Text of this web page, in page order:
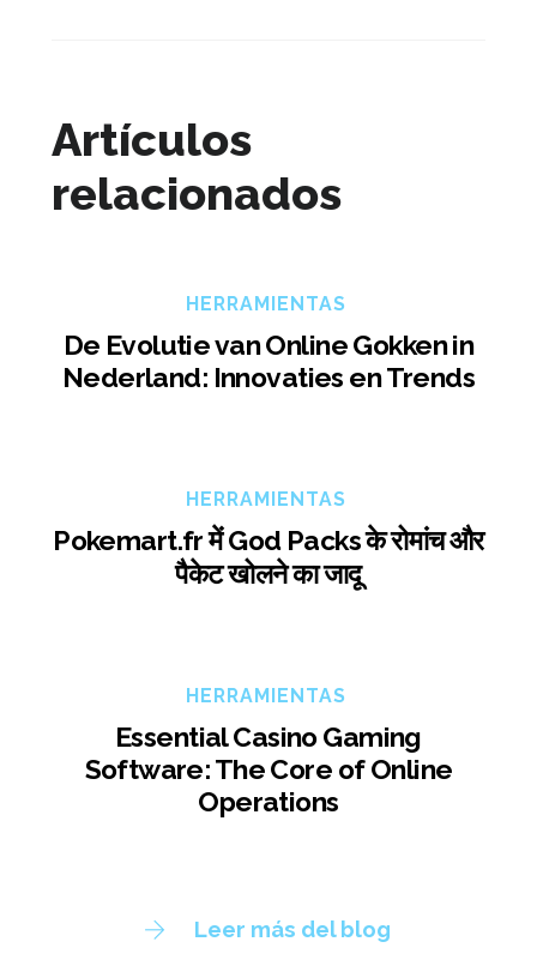
Artículos
relacionados
HERRAMIENTAS
De Evolutie van Online Gokken in
Nederland: Innovaties en Trends
HERRAMIENTAS
Pokemart.fr में God Packs के रोमांच और
पैकेट खोलने का जादू
HERRAMIENTAS
Essential Casino Gaming
Software: The Core of Online
Operations
Leer más del blog